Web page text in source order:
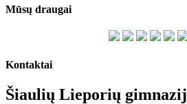
Mūsų draugai
Kontaktai
Šiaulių Lieporių